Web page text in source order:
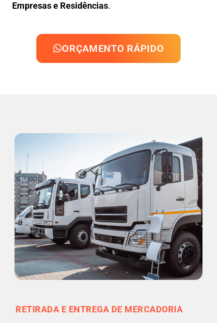
Empresas e Residências.
ORÇAMENTO RÁPIDO
RETIRADA E ENTREGA DE MERCADORIA